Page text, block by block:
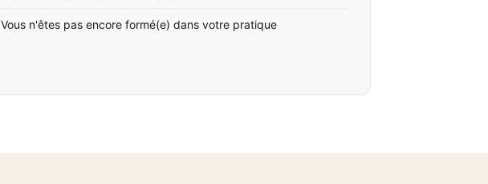
Vous n'êtes pas encore formé(e) dans votre pratique